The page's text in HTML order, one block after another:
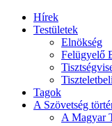
Hírek
Testületek
Elnökség
Felügyelő
Tagok
A Szövetség
A Magyar